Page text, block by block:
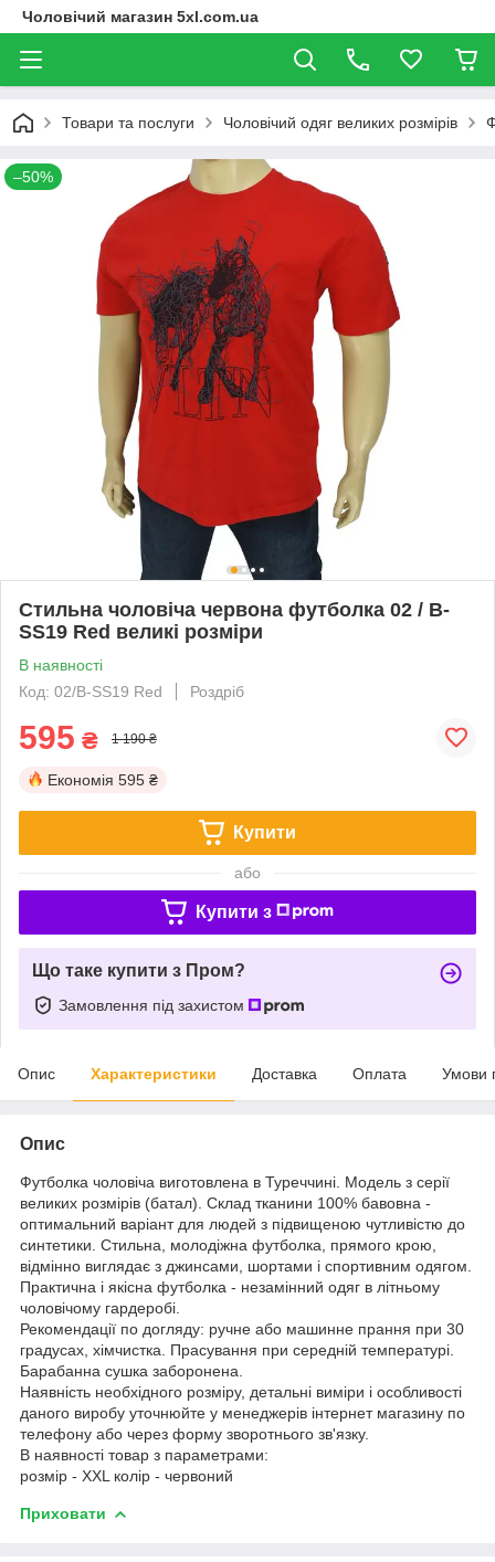
Чоловічий магазин 5xl.com.ua
Товари та послуги Чоловічий одяг великих розмірів
–50%
Стильна чоловіча червона футболка 02 / B-
SS19 Red великі розміри
В наявності
Код: 02/B-SS19 Red
Роздріб
595 ₴ 1 190 ₴
Економія 595 ₴
Купити
або
Купити з
Що таке купити з Пром?
Замовлення під захистом
Опис Характеристики Доставка Оплата Умови
Опис
Футболка чоловіча виготовлена в Туреччині. Модель з серії
великих розмірів (батал). Склад тканини 100% бавовна -
оптимальний варіант для людей з підвищеною чутливістю до
синтетики. Стильна, молодіжна футболка, прямого крою,
відмінно виглядає з джинсами, шортами і спортивним одягом.
Практична і якісна футболка - незамінний одяг в літньому
чоловічому гардеробі.
Рекомендації по догляду: ручне або машинне прання при 30
градусах, хімчистка. Прасування при середній температурі.
Барабанна сушка заборонена.
Наявність необхідного розміру, детальні виміри і особливості
даного виробу уточнюйте у менеджерів інтернет магазину по
телефону або через форму зворотнього зв'язку.
В наявності товар з параметрами:
розмір - XXL колір - червоний
Приховати